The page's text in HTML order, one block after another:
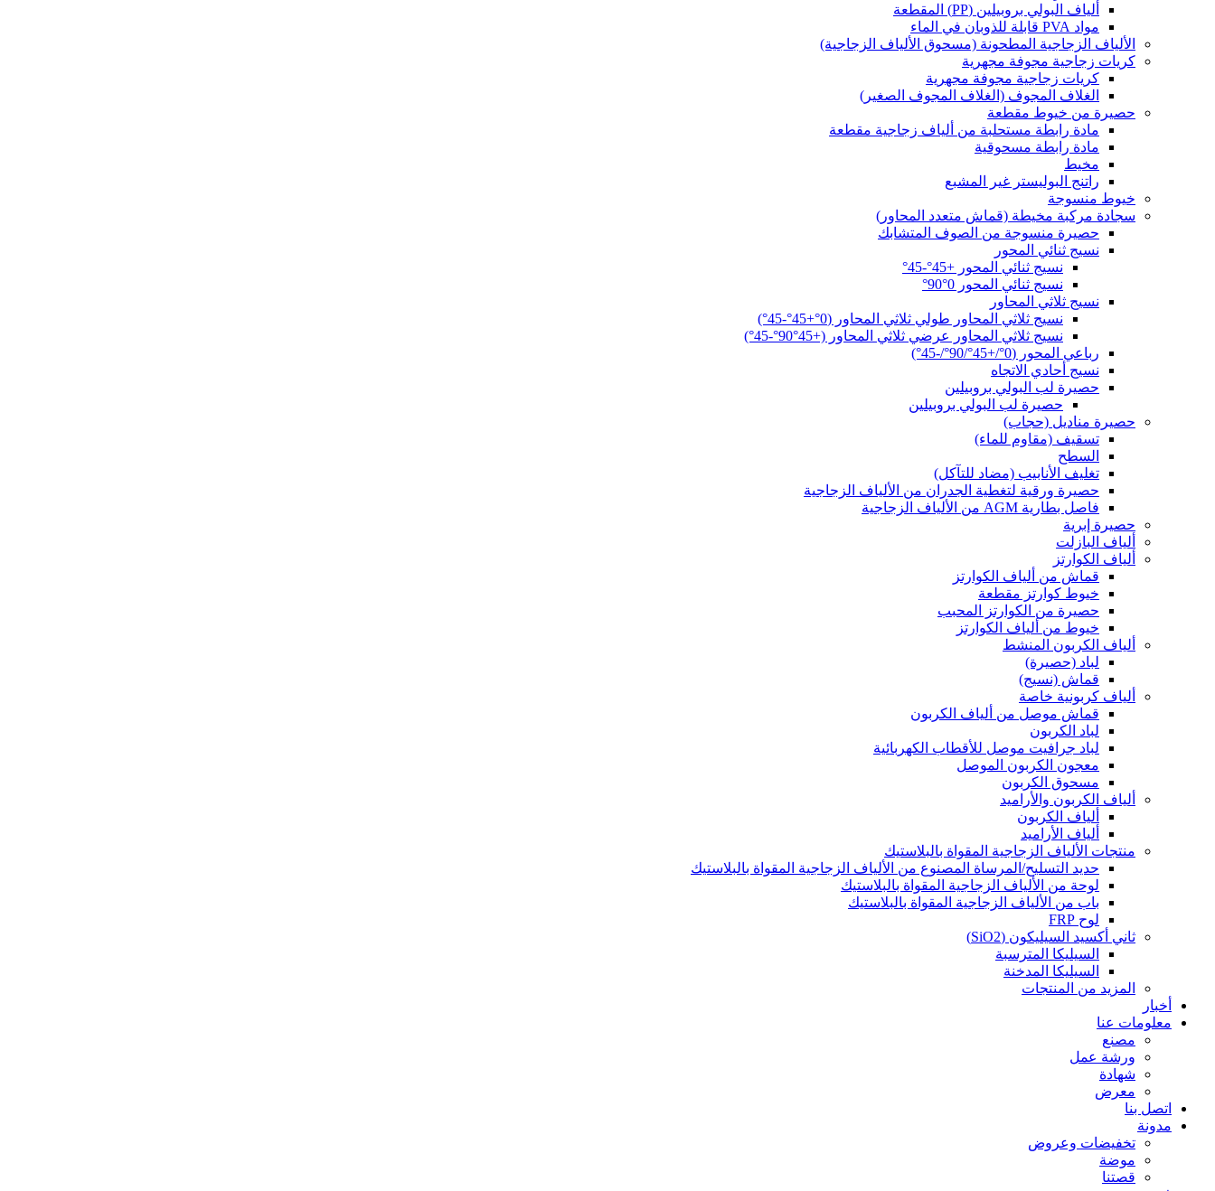
ألياف البولي بروبيلين (PP) المقطعة
مواد PVA قابلة للذوبان في الماء
الألياف الزجاجية المطحونة (مسحوق الألياف الزجاجية)
كريات زجاجية مجوفة مجهرية
كريات زجاجية مجوفة مجهرية
الغلاف المجوف (الغلاف المجوف الصغير)
حصيرة من خيوط مقطعة
مادة رابطة مستحلبة من ألياف زجاجية مقطعة
مادة رابطة مسحوقية
مخيط
راتنج البوليستر غير المشبع
خيوط منسوجة
سجادة مركبة مخيطة (قماش متعدد المحاور)
حصيرة منسوجة من الصوف المتشابك
نسيج ثنائي المحور
نسيج ثنائي المحور +45°-45°
نسيج ثنائي المحور 0°90°
نسيج ثلاثي المحاور
نسيج ثلاثي المحاور طولي ثلاثي المحاور (0°+45°-45°)
نسيج ثلاثي المحاور عرضي ثلاثي المحاور (+45°90°-45°)
رباعي المحور (0°/+45°/90°/-45°)
نسيج أحادي الاتجاه
حصيرة لب البولي بروبيلين
حصيرة لب البولي بروبيلين
حصيرة مناديل (حجاب)
تسقيف (مقاوم للماء)
السطح
تغليف الأنابيب (مضاد للتآكل)
حصيرة ورقية لتغطية الجدران من الألياف الزجاجية
فاصل بطارية AGM من الألياف الزجاجية
حصيرة إبرية
ألياف البازلت
ألياف الكوارتز
قماش من ألياف الكوارتز
خيوط كوارتز مقطعة
حصيرة من الكوارتز المحبب
خيوط من ألياف الكوارتز
ألياف الكربون المنشط
لباد (حصيرة)
قماش (نسيج)
ألياف كربونية خاصة
قماش موصل من ألياف الكربون
لباد الكربون
لباد جرافيت موصل للأقطاب الكهربائية
معجون الكربون الموصل
مسحوق الكربون
ألياف الكربون والأراميد
ألياف الكربون
ألياف الأراميد
منتجات الألياف الزجاجية المقواة بالبلاستيك
حديد التسليح/المرساة المصنوع من الألياف الزجاجية المقواة بالبلاستيك
لوحة من الألياف الزجاجية المقواة بالبلاستيك
باب من الألياف الزجاجية المقواة بالبلاستيك
لوح FRP
ثاني أكسيد السيليكون (SiO2)
السيليكا المترسبة
السيليكا المدخنة
المزيد من المنتجات
أخبار
معلومات عنا
مصنع
ورشة عمل
شهادة
معرض
اتصل بنا
مدونة
تخفيضات وعروض
موضة
قصتنا